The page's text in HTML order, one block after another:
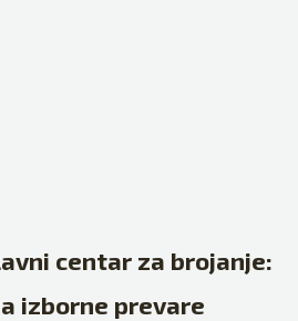
centar za brojanje:
izborne prevare